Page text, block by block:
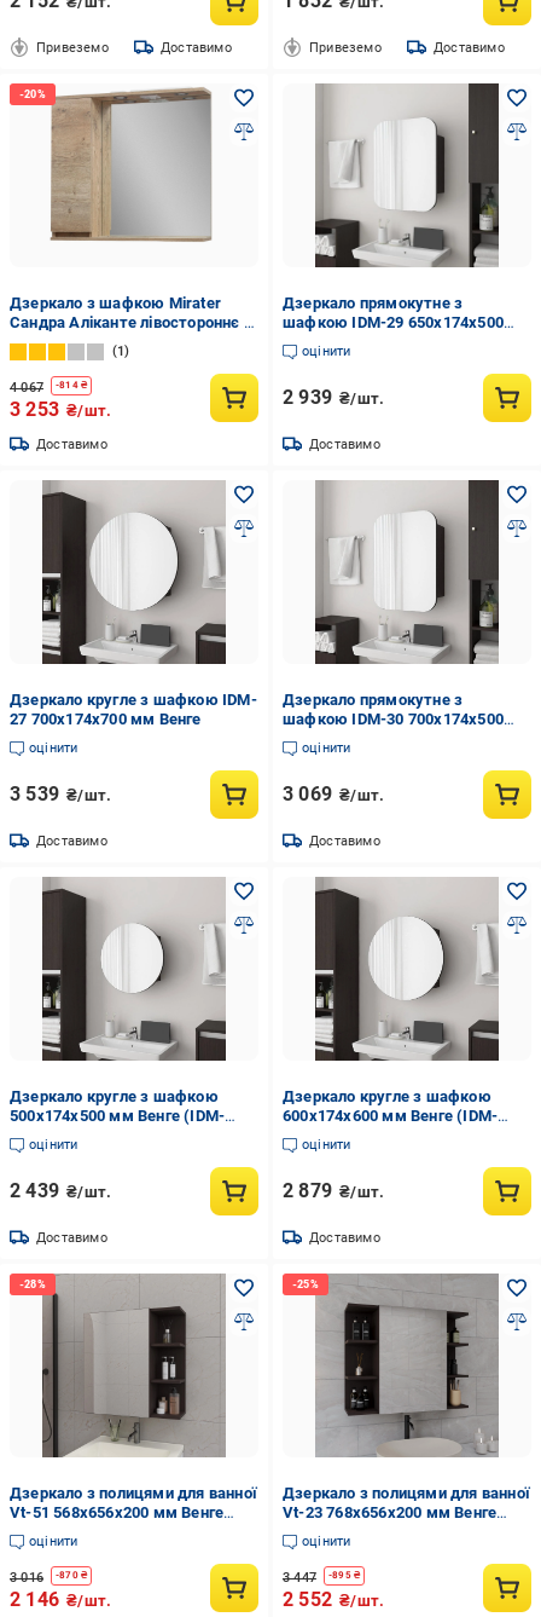
Привеземо Доставимо Привеземо Доставимо
Дзеркало з шафкою Mirater
Сандра Аліканте лівостороннє з
підсвічуванням 80 см (4723)
1
4 067 -814₴
3 253 ₴/шт.
Доставимо
Дзеркало прямокутне з
шафкою IDM-29 650х174х500
мм Венге
оцінити
2 939 ₴/шт.
Доставимо
Дзеркало кругле з шафкою IDM-
27 700х174х700 мм Венге
оцінити
3 539 ₴/шт.
Доставимо
Дзеркало прямокутне з
шафкою IDM-30 700х174х500
мм Венге
оцінити
3 069 ₴/шт.
Доставимо
Дзеркало кругле з шафкою
500х174х500 мм Венге (IDM-
25w)
оцінити
2 439 ₴/шт.
Доставимо
Дзеркало кругле з шафкою
600х174х600 мм Венге (IDM-
26w)
оцінити
2 879 ₴/шт.
Доставимо
Дзеркало з полицями для ванної
Vt-51 568x656x200 мм Венге
темний (sr25-vt51-venge)
оцінити
3 016 -870₴
2 146 ₴/шт.
Дзеркало з полицями для ванної
Vt-23 768x656x200 мм Венге
темний (sr25-vt23-venge)
оцінити
3 447 -895₴
2 552 ₴/шт.